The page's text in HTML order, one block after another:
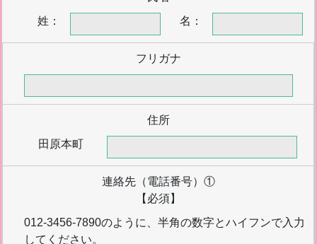
姓：
名：
フリガナ
住所
田原本町
連絡先（電話番号）①
【必須】
012-3456-7890のように、半角の数字とハイフンで入力
してください。